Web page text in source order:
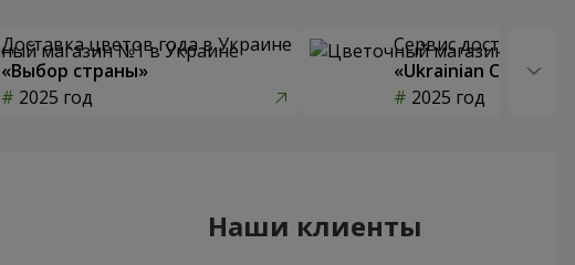
Доставка цветов года в Украине
«Выбор страны»
2025 год
Сервис доставки
«Ukrainian Choice»
2025 год
Наши клиенты